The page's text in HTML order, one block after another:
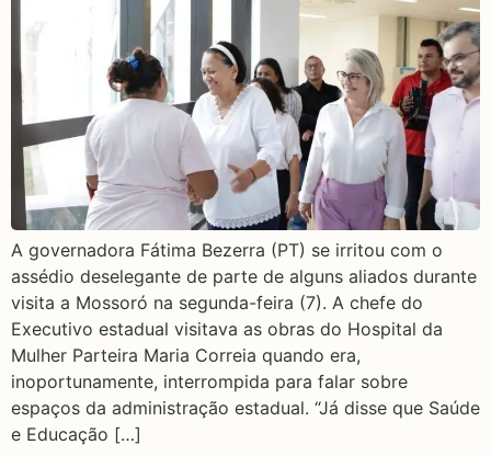
A governadora Fátima Bezerra (PT) se irritou com o
assédio deselegante de parte de alguns aliados durante
visita a Mossoró na segunda-feira (7). A chefe do
Executivo estadual visitava as obras do Hospital da
Mulher Parteira Maria Correia quando era,
inoportunamente, interrompida para falar sobre
espaços da administração estadual. “Já disse que Saúde
e Educação […]